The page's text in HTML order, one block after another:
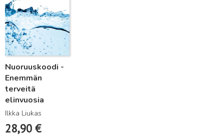
Nuoruuskoodi -
Enemmän
terveitä
elinvuosia
Ilkka Liukas
28,90 €